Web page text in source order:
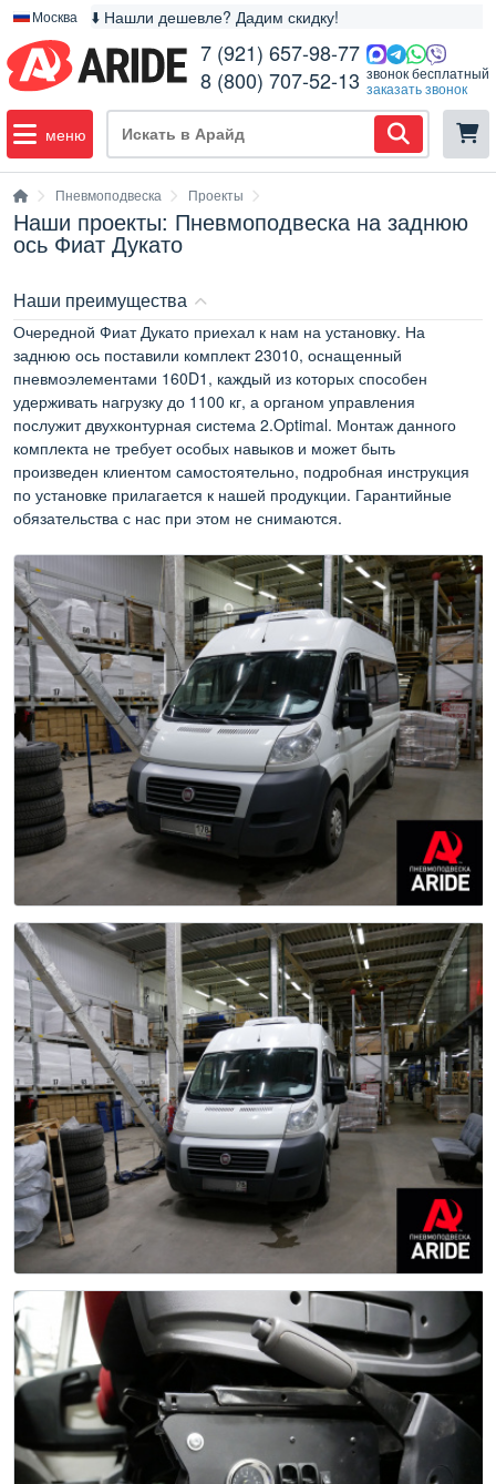
Москва ⬇️ Нашли дешевле? Дадим скидку!
7 (921) 657-98-77
8 (800) 707-52-13 звонок бесплатный
заказать звонок
меню
Пневмоподвеска Проекты
Наши проекты: Пневмоподвеска на заднюю
ось Фиат Дукато
Наши преимущества
Очередной Фиат Дукато приехал к нам на установку. На
заднюю ось поставили комплект 23010, оснащенный
пневмоэлементами 160D1, каждый из которых способен
удерживать нагрузку до 1100 кг, а органом управления
послужит двухконтурная система 2.Optimal. Монтаж данного
комплекта не требует особых навыков и может быть
произведен клиентом самостоятельно, подробная инструкция
по установке прилагается к нашей продукции. Гарантийные
обязательства с нас при этом не снимаются.